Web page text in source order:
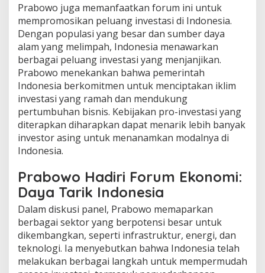
Prabowo juga memanfaatkan forum ini untuk
mempromosikan peluang investasi di Indonesia.
Dengan populasi yang besar dan sumber daya
alam yang melimpah, Indonesia menawarkan
berbagai peluang investasi yang menjanjikan.
Prabowo menekankan bahwa pemerintah
Indonesia berkomitmen untuk menciptakan iklim
investasi yang ramah dan mendukung
pertumbuhan bisnis. Kebijakan pro-investasi yang
diterapkan diharapkan dapat menarik lebih banyak
investor asing untuk menanamkan modalnya di
Indonesia.
Prabowo Hadiri Forum Ekonomi:
Daya Tarik Indonesia
Dalam diskusi panel, Prabowo memaparkan
berbagai sektor yang berpotensi besar untuk
dikembangkan, seperti infrastruktur, energi, dan
teknologi. Ia menyebutkan bahwa Indonesia telah
melakukan berbagai langkah untuk mempermudah